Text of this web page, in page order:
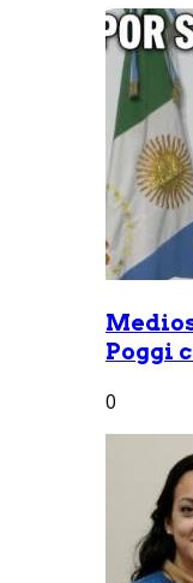
Poggi
0